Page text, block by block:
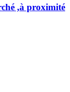
,à proximité